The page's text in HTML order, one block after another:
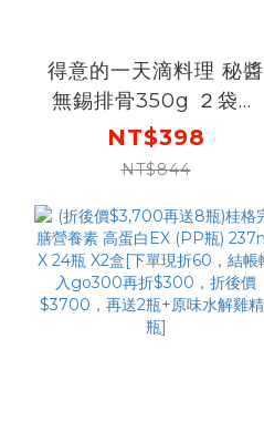
得意的一天滴料理 秘醬
無錫排骨350g ２袋組
【任3組$999再加送1
包-口味不指定】(結帳
NT$398
NT$844